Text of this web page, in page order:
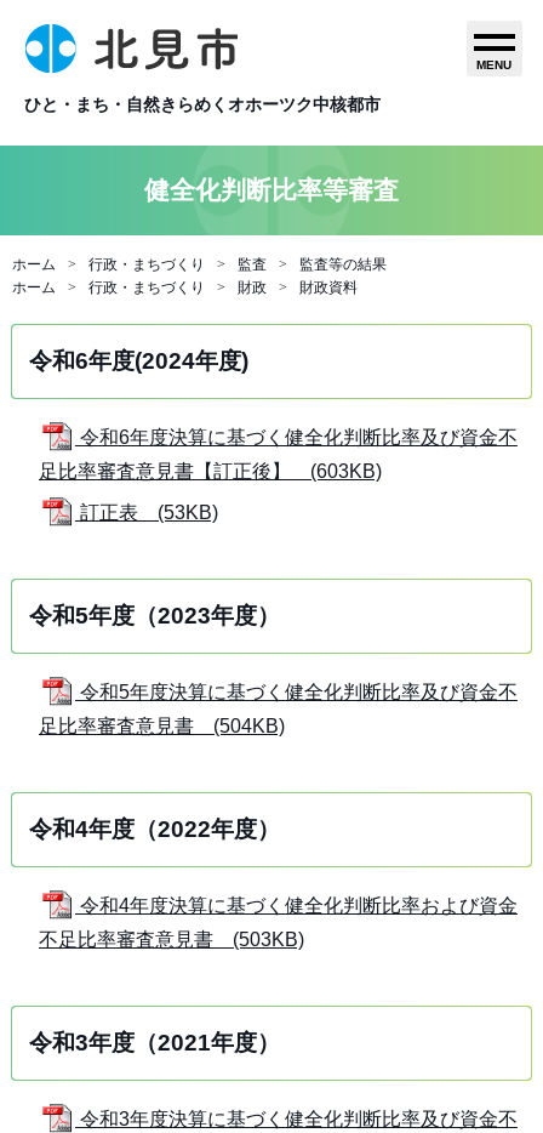
ひと・まち・自然きらめくオホーツク中核都市
MENU
健全化判断比率等審査
ホーム 行政・まちづくり 監査
監査等の結果
ホーム
行政・まちづくり 財政 財政資料
令和6年度(2024年度)
令和6年度決算に基づく健全化判断比率及び資金不
足比率審査意見書【訂正後】 (603KB)
訂正表 (53KB)
令和5年度（2023年度）
令和5年度決算に基づく健全化判断比率及び資金不
足比率審査意見書 (504KB)
令和4年度（2022年度）
令和4年度決算に基づく健全化判断比率および資金
不足比率審査意見書 (503KB)
令和3年度（2021年度）
令和3年度決算に基づく健全化判断比率及び資金不